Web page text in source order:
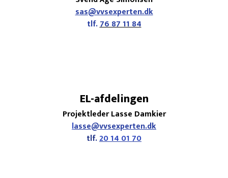
sas@vvsexperten.dk
tlf. ​76 87 11 84
EL-afdelingen
Projektleder Lasse Damkier
lasse@vvsexperten.dk
tlf.20 14 01 70